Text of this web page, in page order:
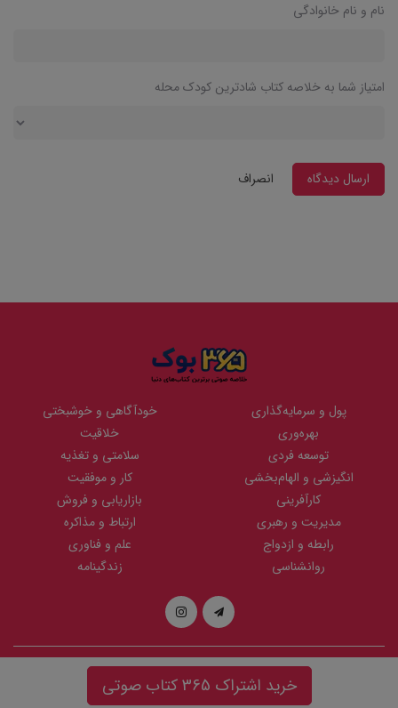
خرید اشتراک 365 کتاب صوتی
نام و نام خانوادگی
امتیاز شما به خلاصه کتاب شادترین کودک محله
ارسال دیدگاه انصراف
پول و سرمایه‌گذاری
خودآگاهی و خوشبختی
بهره‌وری
خلاقیت
توسعه فردی
سلامتی و تغذیه
انگیزشی و الهام‌بخشی
کار و موفقیت
کارآفرینی
بازاریابی و فروش
مدیریت و رهبری
ارتباط و مذاکره
رابطه و ازدواج
علم و فناوری
روانشناسی
زندگینامه
تمامی حقوق مادی و معنوی این وبسایت متعلق بهنوینمی باشد و هر گونه
کپی برداری پیگرد قانونی دارد. | طراحی سایت توسط